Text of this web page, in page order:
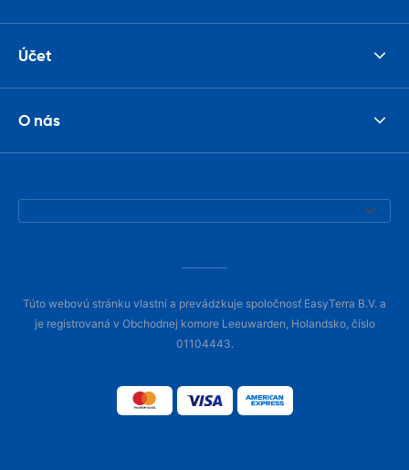
Účet
O nás
Túto webovú stránku vlastní a prevádzkuje spoločnosť EasyTerra B.V. a
je registrovaná v Obchodnej komore Leeuwarden, Holandsko, číslo
01104443.